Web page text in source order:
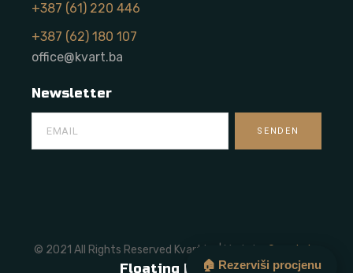
+387 (61) 220 446
+387 (62) 180 107
office@kvart.ba
Newsletter
© 2021 All Rights Reserved Kvart.ba | Made by Onze Labs
Floating Button🏠 Rezerviši procjenu